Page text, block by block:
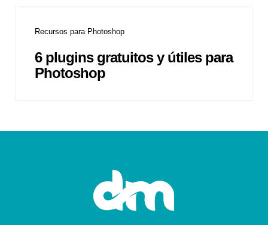
Recursos para Photoshop
6 plugins gratuitos y útiles para
Photoshop